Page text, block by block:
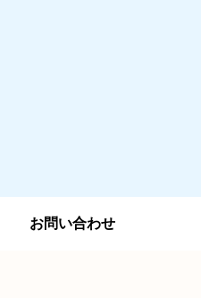
お問い合わせ